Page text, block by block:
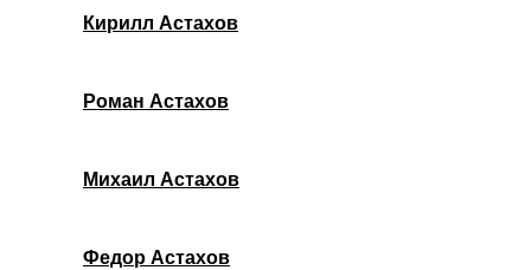
Кирилл Астахов
Роман Астахов
Михаил Астахов
Федор Астахов